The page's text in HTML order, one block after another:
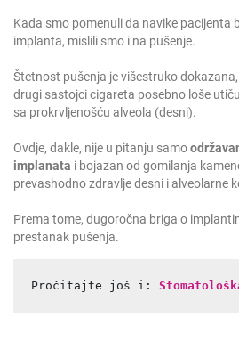
Kada smo pomenuli da navike pacijenta
implanta, mislili smo i na pušenje.
Štetnost pušenja je višestruko
drugi sastojci cigareta posebno loše
sa prokrvljenošću alveola (desni).
Ovdje, dakle, nije u pitanju samo
implanata i bojazan od gomilanja
prevashodno zdravlje desni i alveolarne
Prema tome, dugoročna briga o
prestanak pušenja.
Pročitajte još i: